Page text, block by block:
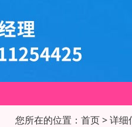
您所在的位置： 首页> 详细